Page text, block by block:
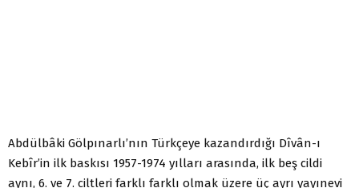
Abdülbâki Gölpınarlı’nın Türkçeye kazandırdığı Dîvân-ı
Kebîr’in ilk baskısı 1957-1974 yılları arasında, ilk beş cildi
aynı, 6. ve 7. ciltleri farklı farklı olmak üzere üç ayrı yayınevi